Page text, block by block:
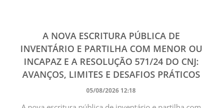
A NOVA ESCRITURA PÚBLICA DE
INVENTÁRIO E PARTILHA COM MENOR OU
INCAPAZ E A RESOLUÇÃO 571/24 DO CNJ:
AVANÇOS, LIMITES E DESAFIOS PRÁTICOS
05/08/2026 12:18